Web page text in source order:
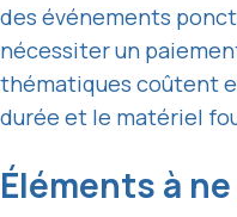
des événements
nécessiter un
thématiques coûtent
durée et le matériel
Éléments à